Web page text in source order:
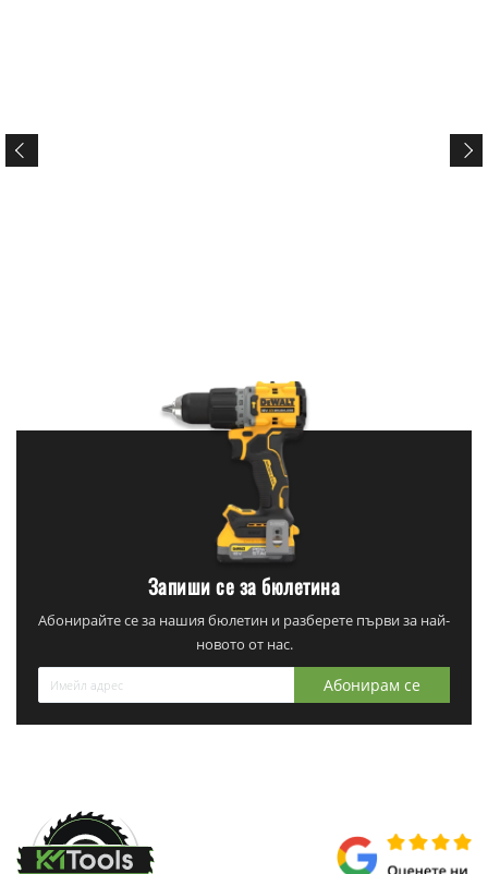
Запиши се за бюлетина
Абонирайте се за нашия бюлетин и разберете първи за най-
новото от нас.
Абонирам се